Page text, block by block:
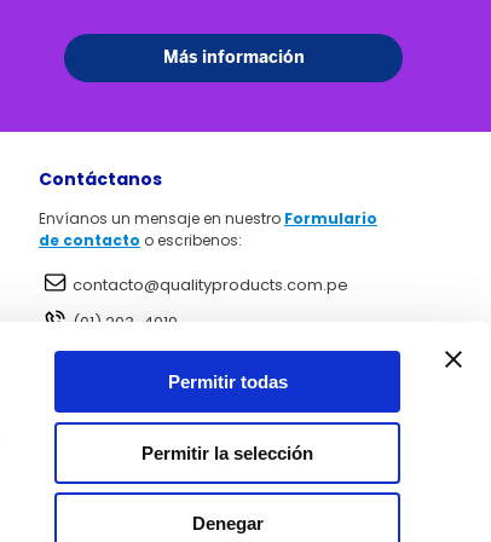
Permitir todas
Permitir la selección
Denegar
Contáctanos
Envíanos un mensaje en nuestro Formulario
de contacto o escribenos:
contacto@qualityproducts.com.pe
(01) 203-4019
Realiza tu pago de forma seguras